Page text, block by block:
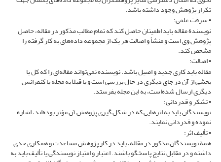
تکرار پژوهش وجود داشته باشد.
• سرقت علمی:
نویسندة مقاله باید اطمینان حاصل کند که تمام مطالب مذکور در مقاله، حاصل
پژوهش وی است و منشأ و اصالت هر یک از مجموعه داده‌های به کار گرفته را
مشخص کند.
• اصالت:
مقاله باید کاری جدید و اصیل باشد. نویسنده نمی‌تواند مقاله‌ای را که کل یا
بخشی از آن در جای دیگری در حال بررسی است و یا قبلاَ به مجله یا کنفرانس
دیگری ارسال شده‌است، به این مجله بفرستد.
• تشکر و قدردانی:
نویسندگان باید به اثرهایی که در شکل گیری پژوهش آن مؤثر بوده‌اند، اشاره
نموده و قدردانی نمایند.
• تألیف اثر:
همة نویسندگان مذکور در مقاله، باید در کار پژوهش مساعدت و همکاری جدی
داشته و در مقابل نتایج پاسخگو باشند. اعتبار و امتیاز نویسندگی یا تألیف باید به